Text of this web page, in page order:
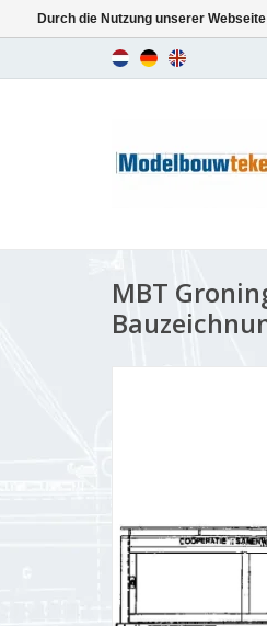
MBT
Durch die Nutzung unserer